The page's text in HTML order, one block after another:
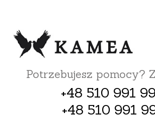
Potrzebujesz pomocy?
+48 510 991
+48 510 991